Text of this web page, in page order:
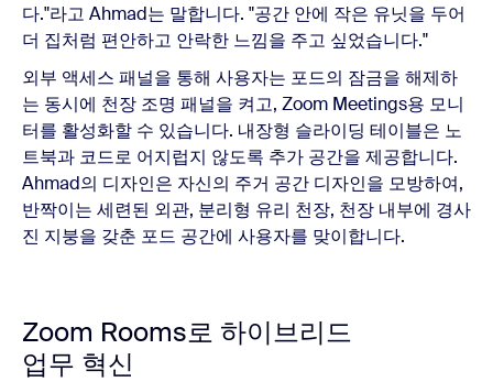
다."라고 Ahmad는 말합니다. "공간 안에 작은 유닛을 두어
더 집처럼 편안하고 안락한 느낌을 주고 싶었습니다."
외부 액세스 패널을 통해 사용자는 포드의 잠금을 해제하
는 동시에 천장 조명 패널을 켜고, Zoom Meetings용 모니
터를 활성화할 수 있습니다. 내장형 슬라이딩 테이블은 노
트북과 코드로 어지럽지 않도록 추가 공간을 제공합니다.
Ahmad의 디자인은 자신의 주거 공간 디자인을 모방하여,
반짝이는 세련된 외관, 분리형 유리 천장, 천장 내부에 경사
진 지붕을 갖춘 포드 공간에 사용자를 맞이합니다.
Zoom Rooms로 하이브리드
업무 혁신